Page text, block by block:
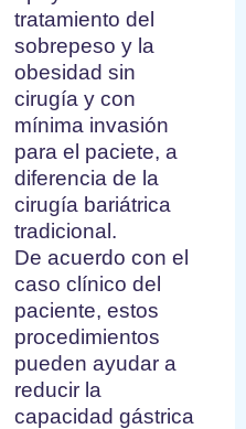
tratamiento del
sobrepeso y la
obesidad sin
cirugía y con
mínima invasión
para el paciete, a
diferencia de la
cirugía bariátrica
tradicional.
De acuerdo con el
caso clínico del
paciente, estos
procedimientos
pueden ayudar a
reducir la
capacidad gástrica